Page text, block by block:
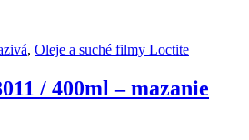
, Oleje a suché filmy Loctite
/ 400ml – mazanie